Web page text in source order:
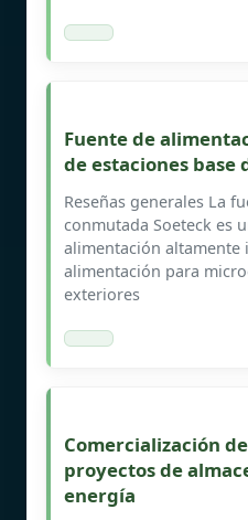
Fuente de
de estaciones base
Reseñas generales La
conmutada Soeteck es
alimentación altamente
alimentación para
exteriores
Comercialización
proyectos de
energía